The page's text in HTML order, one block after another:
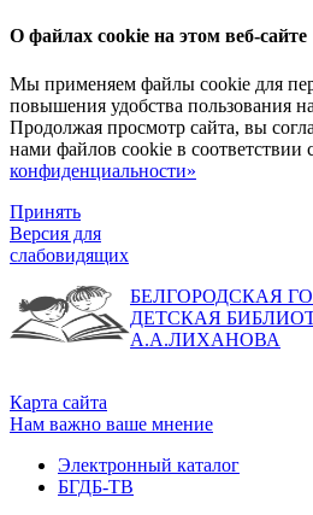
О файлах cookie на этом веб-сайте
Мы применяем файлы cookie для
повышения удобства пользования
Продолжая просмотр сайта, вы
нами файлов cookie в соответствии
конфиденциальности»
Принять
Версия для
слабовидящих
БЕЛГОРОДСКАЯ
ДЕТСКАЯ
А.А.ЛИХАНОВА
Карта сайта
Нам важно ваше мнение
Электронный каталог
БГДБ-ТВ